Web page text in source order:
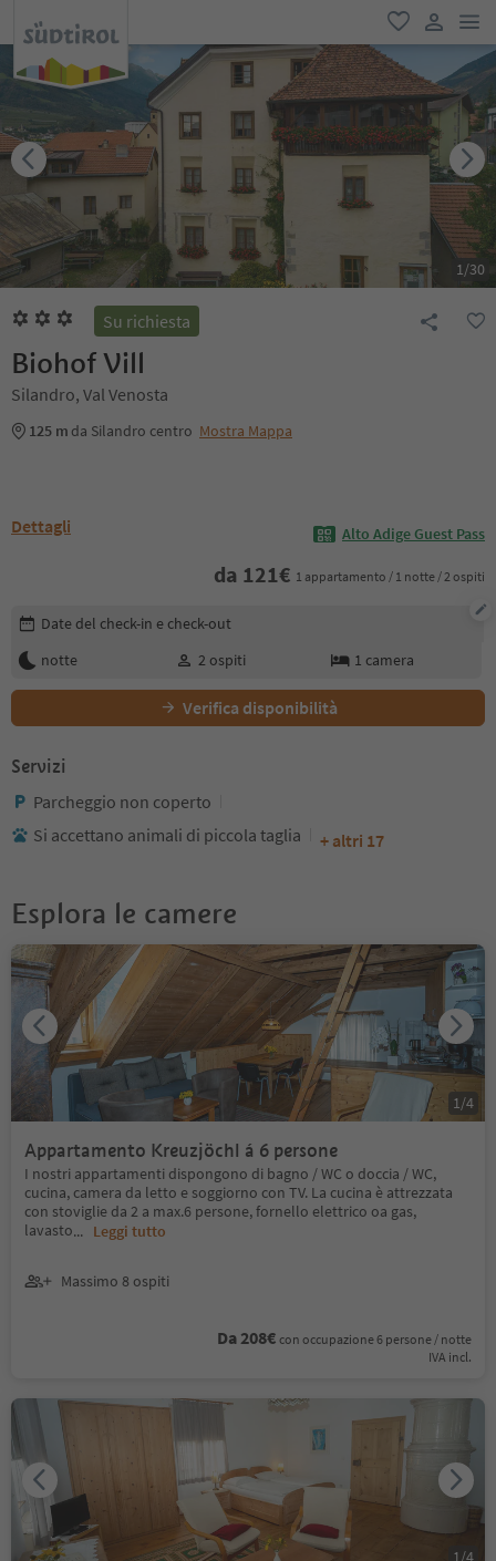
favoriti
user link
1/30
Su richiesta
Biohof Vill
Silandro, Val Venosta
125 m da Silandro centro Mostra Mappa
Dettagli Alto Adige Guest Pass
da 121€ 1 appartamento / 1 notte / 2 ospiti
Modifica i dettagli della prenotazione
Date del check-in e check-out
notte
2 ospiti 1 camera
Verifica disponibilità
Servizi
Parcheggio non coperto
Si accettano animali di piccola taglia
+ altri 17
Esplora le camere
Appartamento Kreuzjöchl á 6 persone
I nostri appartamenti dispongono di bagno / WC o doccia / WC,
cucina, camera da letto e soggiorno con TV. La cucina è attrezzata
con stoviglie da 2 a max.6 persone, fornello elettrico oa gas,
lavasto... Leggi tutto
Massimo 8 ospiti
Da 208€ con occupazione 6 persone / notte
IVA incl.
1 /4
1 /4